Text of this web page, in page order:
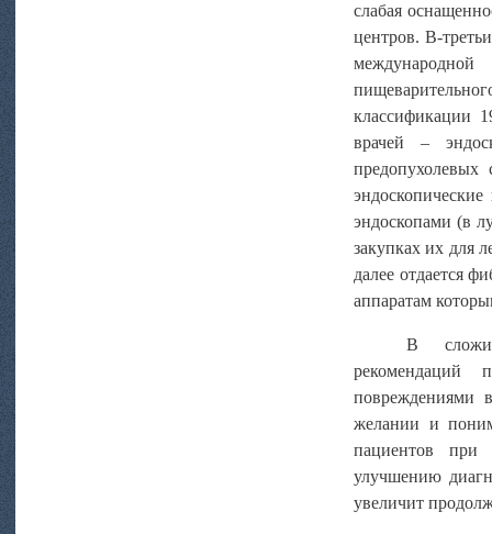
слабая
центров. В-
классификации
врачей –
эндоскопами (в
закупках их для
далее отдается
аппаратам
В
повреждениями
желании и
пациентов при
улучшению
увеличит